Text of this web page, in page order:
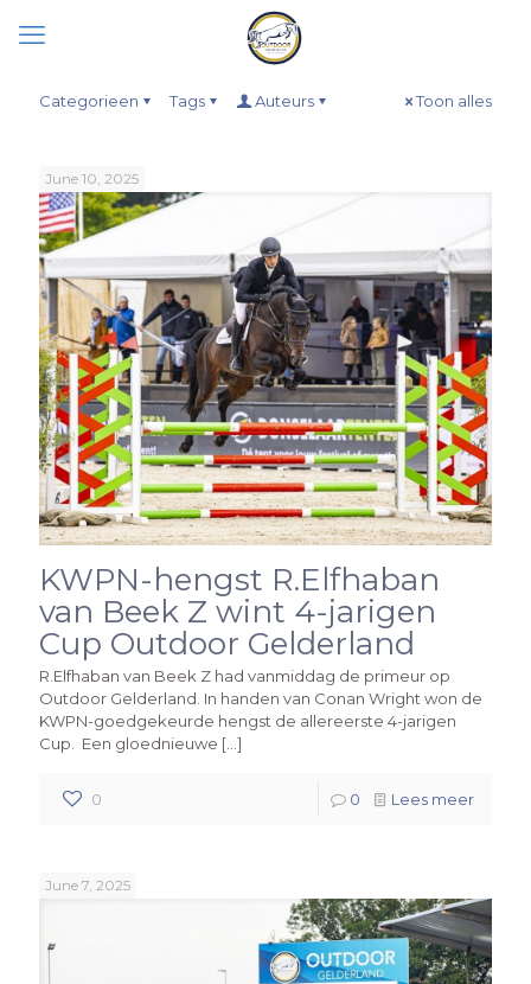
Categorieen Tags Auteurs Toon alles
June 10, 2025
KWPN-hengst R.Elfhaban
van Beek Z wint 4-jarigen
Cup Outdoor Gelderland
R.Elfhaban van Beek Z had vanmiddag de primeur op
Outdoor Gelderland. In handen van Conan Wright won de
KWPN-goedgekeurde hengst de allereerste 4-jarigen
Cup. Een gloednieuwe […]
0 0 Lees meer
June 7, 2025